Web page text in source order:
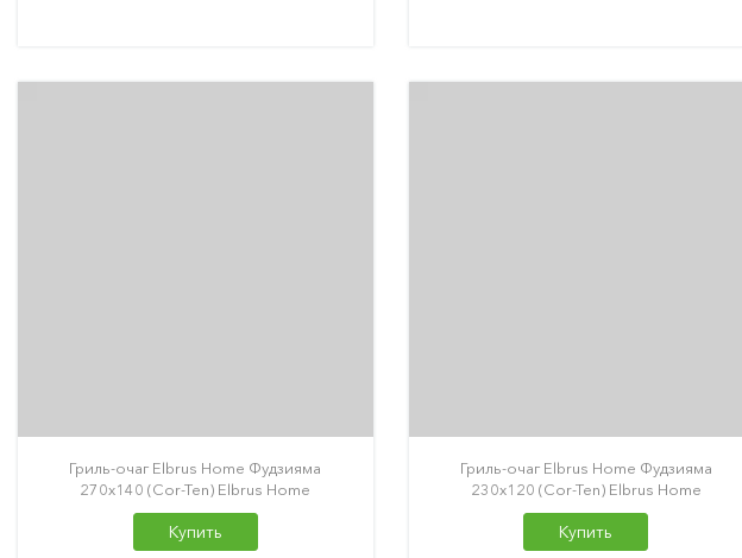
Гриль-очаг Elbrus Home Фудзияма
270х140 (Cor-Ten) Elbrus Home
Купить
Гриль-очаг Elbrus Home Фудзияма
230х120 (Cor-Ten) Elbrus Home
Купить